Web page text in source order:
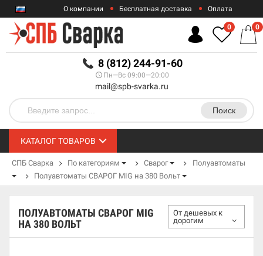
RUB
О компании Бесплатная доставка Оплата
Гарантии
8 (812) 244-91-60
Пн—Вс 09:00—20:00
mail@spb-svarka.ru
Поиск
0 0
КАТАЛОГ ТОВАРОВ
СПБ Сварка По категориям Сварог
Полуавтоматы
Полуавтоматы СВАРОГ MIG на 380 Вольт
ПОЛУАВТОМАТЫ СВАРОГ MIG
НА 380 ВОЛЬТ
От дешевых к
дорогим